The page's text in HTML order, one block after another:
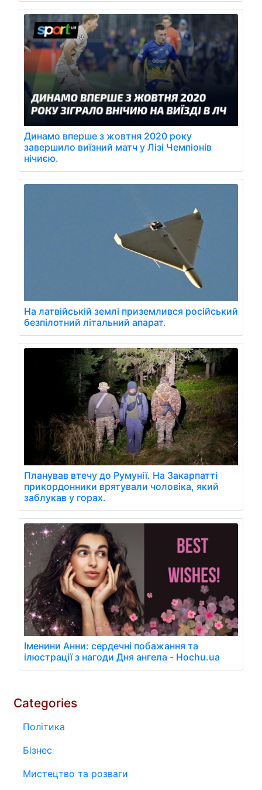
Динамо вперше з жовтня 2020 року
завершило виїзний матч у Лізі Чемпіонів
нічиєю.
На латвійській землі приземлився російський
безпілотний літальний апарат.
Планував втечу до Румунії. На Закарпатті
прикордонники врятували чоловіка, який
заблукав у горах.
Іменини Анни: сердечні побажання та
ілюстрації з нагоди Дня ангела - Hochu.ua
Categories
Політика
Бізнес
Мистецтво та розваги